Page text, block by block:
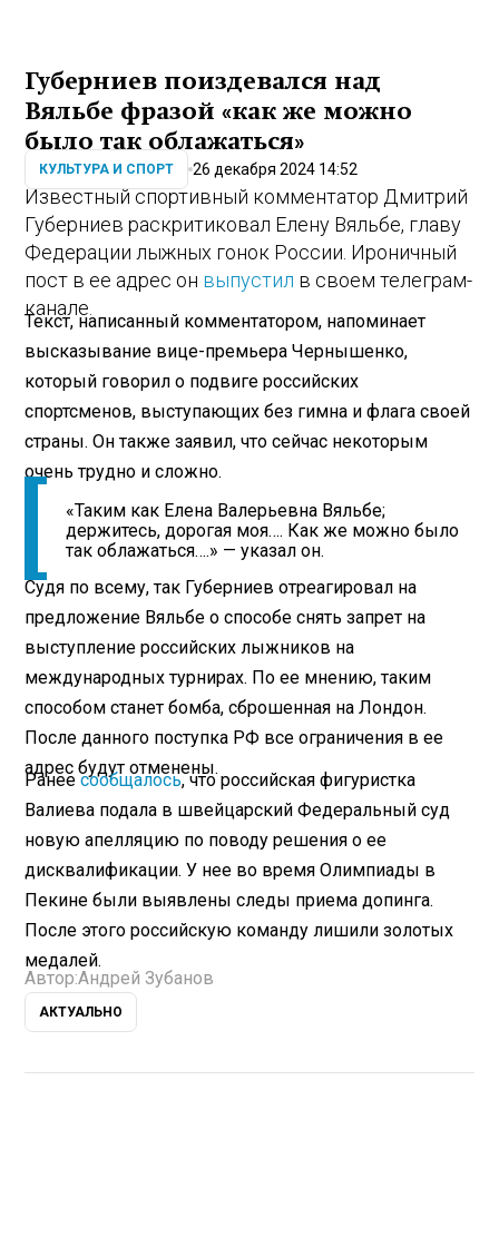
Губерниев поиздевался над
Вяльбе фразой «как же можно
было так облажаться»
КУЛЬТУРА И СПОРТ 26 декабря 2024 14:52
Известный спортивный комментатор Дмитрий
Губерниев раскритиковал Елену Вяльбе, главу
Федерации лыжных гонок России. Ироничный
пост в ее адрес он выпустил в своем телеграм-
канале.
Текст, написанный комментатором, напоминает
высказывание вице-премьера Чернышенко,
который говорил о подвиге российских
спортсменов, выступающих без гимна и флага своей
страны. Он также заявил, что сейчас некоторым
очень трудно и сложно.
«Таким как Елена Валерьевна Вяльбе;
держитесь, дорогая моя…. Как же можно было
так облажаться….» — указал он.
Судя по всему, так Губерниев отреагировал на
предложение Вяльбе о способе снять запрет на
выступление российских лыжников на
международных турнирах. По ее мнению, таким
способом станет бомба, сброшенная на Лондон.
После данного поступка РФ все ограничения в ее
адрес будут отменены.
Ранеесообщалось, что российская фигуристка
Валиева подала в швейцарский Федеральный суд
новую апелляцию по поводу решения о ее
дисквалификации. У нее во время Олимпиады в
Пекине были выявлены следы приема допинга.
После этого российскую команду лишили золотых
медалей.
Автор:Андрей Зубанов
АКТУАЛЬНО